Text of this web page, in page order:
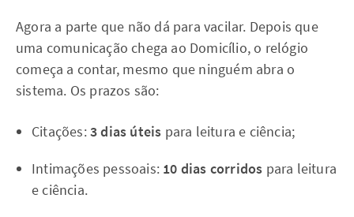
Agora a parte que não dá para vacilar. Depois que
uma comunicação chega ao Domicílio, o relógio
começa a contar, mesmo que ninguém abra o
sistema. Os prazos são:
Citações:3 dias úteis para leitura e ciência;
Intimações pessoais: 10 dias corridos para leitura
e ciência.